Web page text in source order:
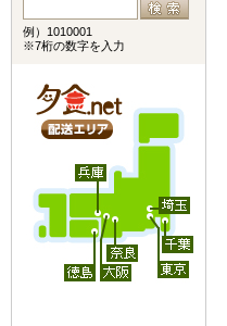
例）1010001
※7桁の数字を入力